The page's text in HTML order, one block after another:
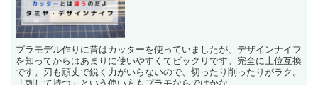
プラモデル作りに昔はカッターを使っていましたが、デザインナイフ
を知ってからはあまりに使いやすくてビックリです。完全に上位互換
です。刃も頑丈で鋭く力がいらないので、切ったり削ったりがラク。